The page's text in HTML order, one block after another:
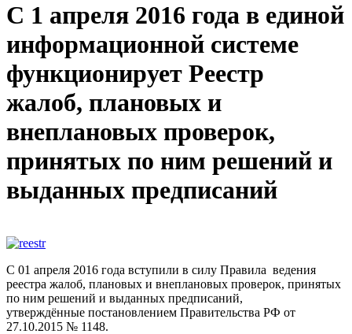
С 1 апреля 2016 года в единой
информационной системе
функционирует Реестр
жалоб, плановых и
внеплановых проверок,
принятых по ним решений и
выданных предписаний
С 01 апреля 2016 года вступили в силу Правила ведения
реестра жалоб, плановых и внеплановых проверок, принятых
по ним решений и выданных предписаний,
утверждённые постановлением Правительства РФ от
27.10.2015 № 1148.